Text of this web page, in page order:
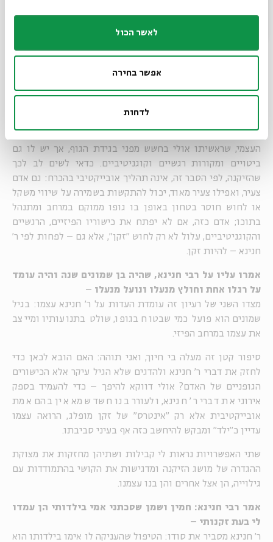
לאשר הכול
אפשר בחירה
לדחות
המעבר לזקנה הוא לא רק גופני (cc-by-denkrahm)
לר' חנינא שתי הגדרות לזיקנה. האחת ישירה וגופנית בלבד (רעד
הוא זקן. כבקהלת, גם כאן, המעבר בין "ילדות" ל"זיקנה" מתואר
בתהליכים שאינם גופניים בלבד. שמירת שיווי המשקל אמנם
העצמי, שראשיתו אולי בחשש מפני בגידת הגוף, אך יש לו גם
ביטויים ומקורות רגשיים וקוגניטיביים. כדאי לשים לב לכך
שהזיקנה, לפי הסבר זה, אינה תהליך אובייקטיבי בהכרח: גם אדם
צעיר, ואפילו צעיר מאוד, יכול להתקשות בשמירה על שיווי משקל
או לחוש חוסר בטחון באופן בו גופו ממוקם במרחב ומתנהל
בתוכו; אדם כזה, אם לא יפתח את כישוריו הפיזיים, הרגשיים
והקוגניטיביים, עלול לא רק לחוש "זקן", אלא גם – לפחות לפי ר'
חנינא – להיות זקן.
אמרו עליו על רבי חנינא, שהיה בן שמונים שנה והיה עומד
על רגלו אחת וחולץ מנעלו ונועל מנעלו –
מצדו השני של רעיון זה עומדת העדות על ר' חנינא עצמו: בגיל
שמונים הוא פועל כמי שבטוח בגופו, שולט בתנועותיו ומייצב
את עצמו במרחב הפיזי.
סיפור קטן זה מעלה בי חיוך, ואני תוהה: האם הובא לכאן כדי
לחזק את דברי ר' חנינא ולהדגים שלא הגיל עיקר אלא הכישורים
הגופניים של האדם? אולי דווקא להיפך – כדי להעמיד בספק
אירוני את דברי ר' חנינא, ולעורר בנו חשד שמא אין בהם אמת
אובייקטיבית אלא רק "אינטרס" של זקן מופלג, הרואה עצמו
עדיין כ"ילד" ומבקש להיחשב כזה אף בעיני סביבתו.
שתי האפשרויות נראות לי קבילות ושתיהן מחזקות את מצוקת
ההגדרה של מושג הזיקנה ומדגישות את הקושי בהתמודדות עם
גילוייה, הן אצל אחרים והן בנו עצמנו.
אמר רבי חנינא: חמין ושמן שסכתני אמי בילדותי הן עמדו
לי בעת זקנותי –
ר' חנינא מסביר את סודו: הטיפול שהעניקה לו אימו בילדותו הוא